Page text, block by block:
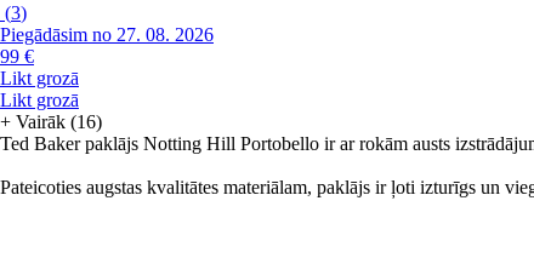
(3)
Piegādāsim no 27. 08. 2026
99 €
Likt grozā
Likt grozā
+ Vairāk (16)
Ted Baker paklājs Notting Hill Portobello ir ar rokām austs
Pateicoties augstas kvalitātes materiālam, paklājs ir ļoti izturīgs un